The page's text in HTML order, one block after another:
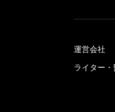
運営会社
ライター